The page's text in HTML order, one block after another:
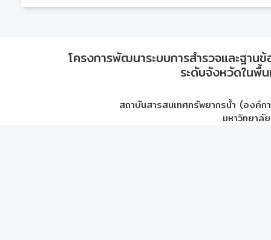
โครงการพัฒนาระบบการสำรวจและฐา
ระดับจังหวัดในพื้
สถาบันสารสนเทศทรัพยากรน้ำ (องค์ก
มหาวิทยาลั